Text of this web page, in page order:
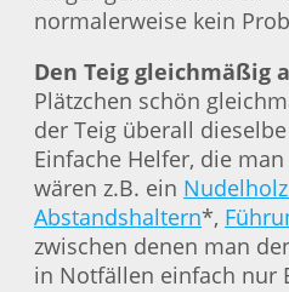
normalerweise kein
Den Teig gleichmäßig
Plätzchen schön
der Teig überall
Einfache Helfer, die
wären z.B. ein
Abstandshaltern*,
zwischen denen man
in Notfällen einfach nur